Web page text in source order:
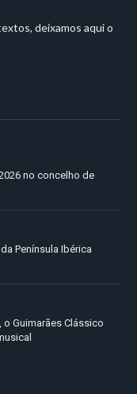
deixamos aqui o
no concelho de
Península Ibérica
Guimarães Clássico